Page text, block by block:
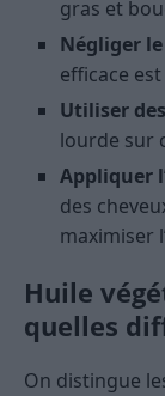
gras et
Négliger
efficace
Utiliser
lourde sur
Appliquer
des
maximiser
Huile
quelles
On distingue